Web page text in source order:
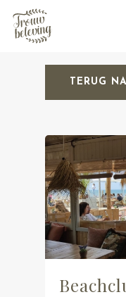
Hit enter to
TERUG